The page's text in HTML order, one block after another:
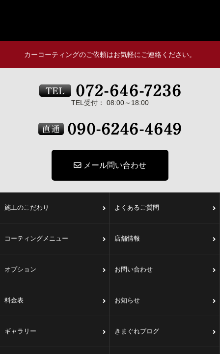
カーコーティングのご依頼はお気軽にご連絡ください。
TEL受付： 08:00～18:00
メール問い合わせ
施工のこだわり よくあるご質問
コーティングメニュー 店舗情報
オプション お問い合わせ
料金表 お知らせ
ギャラリー きまぐれブログ